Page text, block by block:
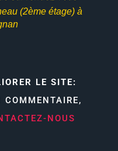
(2ème étage) à
LE SITE:
COMMENTAIRE,
NOUS